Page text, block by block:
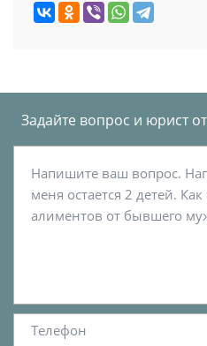
Задайте вопрос и юрист